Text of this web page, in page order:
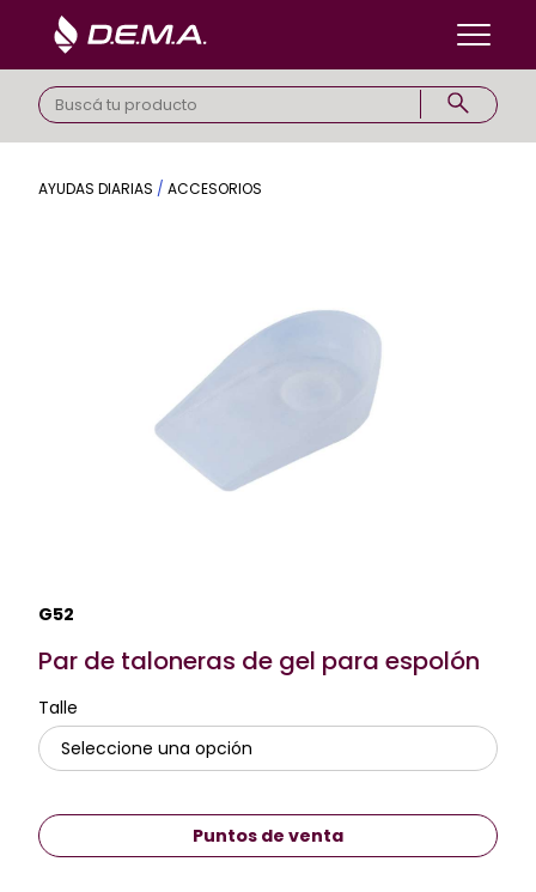
AYUDAS DIARIAS / ACCESORIOS
G52
Par de taloneras de gel para espolón
Talle
Puntos de venta